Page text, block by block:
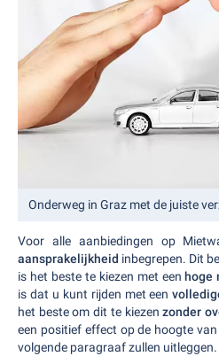
Onderweg in Graz met de juiste
Voor alle aanbiedingen op
aansprakelijkheid inbegrepen. Dit
is het beste te kiezen met eenhoge
is dat u kunt rijden met een
het beste om dit te kiezenzonder
een positief effect op de hoogte
volgende paragraaf zullen uitleggen.